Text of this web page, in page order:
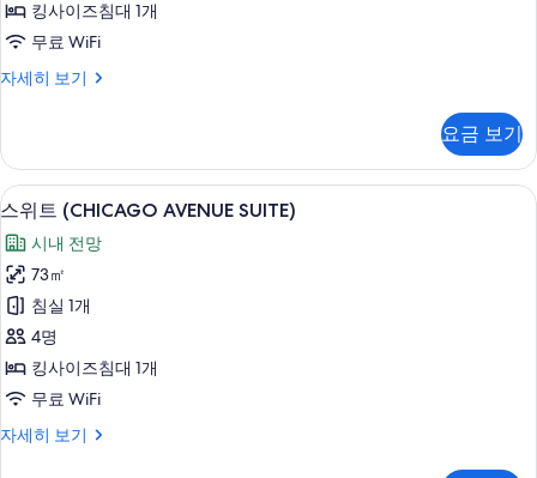
이
침
1
개,
호
수
전
망
사
진
모
두
킹사이즈침대 1개
무료 WiFi
자세히 보기
디
킹
사
이
침
대
개,
호
수
전
망
세
요금 보기
스
위
트
(CHICAGO
AVENUE
SUITE)
사
진
모
스위트 (CHICAGO AVENUE SUITE) |
8
스위트 (CHICAGO AVENUE SUITE)
시내 전망
73㎡
침실 1개
4명
킹사이즈침대 1개
무료 WiFi
자세히 보기
스